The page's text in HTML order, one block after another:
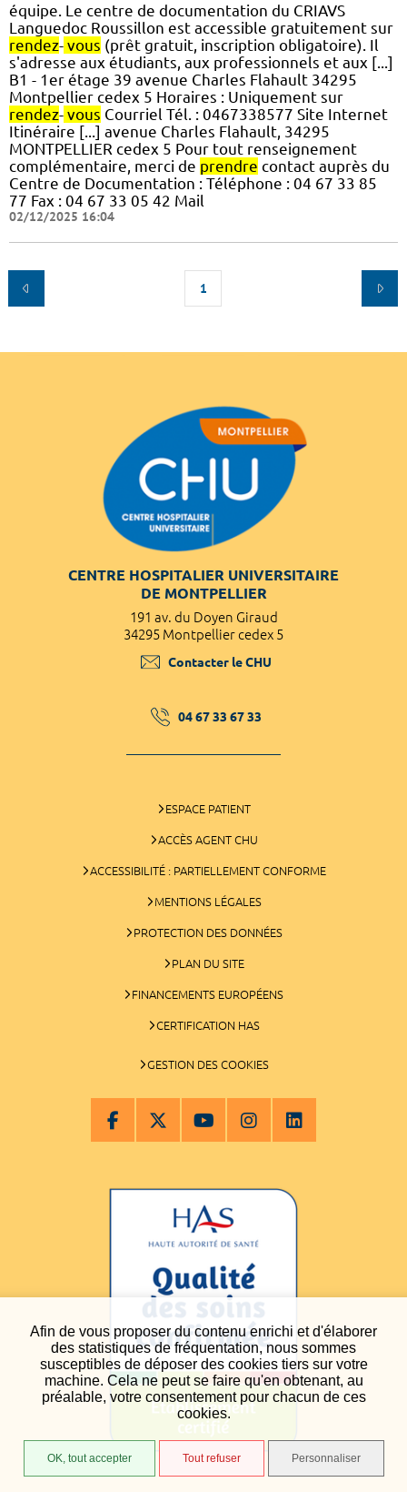
Afin de vous proposer du contenu enrichi et d'élaborer
des statistiques de fréquentation, nous sommes
susceptibles de déposer des cookies tiers sur votre
machine. Cela ne peut se faire qu'en obtenant, au
préalable, votre consentement pour chacun de ces
cookies.
OK, tout accepter Tout refuser Personnaliser
équipe. Le centre de documentation du CRIAVS
Languedoc Roussillon est accessible gratuitement sur
rendez- vous (prêt gratuit, inscription obligatoire). Il
s'adresse aux étudiants, aux professionnels et aux [...]
B1 - 1er étage 39 avenue Charles Flahault 34295
Montpellier cedex 5 Horaires : Uniquement sur
rendez- vous Courriel Tél. : 0467338577 Site Internet
Itinéraire [...] avenue Charles Flahault, 34295
MONTPELLIER cedex 5 Pour tout renseignement
complémentaire, merci de prendre contact auprès du
Centre de Documentation : Téléphone : 04 67 33 85
77 Fax : 04 67 33 05 42 Mail
02/12/2025 16:04
1
CENTRE HOSPITALIER UNIVERSITAIRE
DE MONTPELLIER
191 av. du Doyen Giraud
34295 Montpellier cedex 5
Contacter le CHU
04 67 33 67 33
ESPACE PATIENT
ACCÈS AGENT CHU
ACCESSIBILITÉ : PARTIELLEMENT CONFORME
MENTIONS LÉGALES
PROTECTION DES DONNÉES
PLAN DU SITE
FINANCEMENTS EUROPÉENS
CERTIFICATION HAS
GESTION DES COOKIES